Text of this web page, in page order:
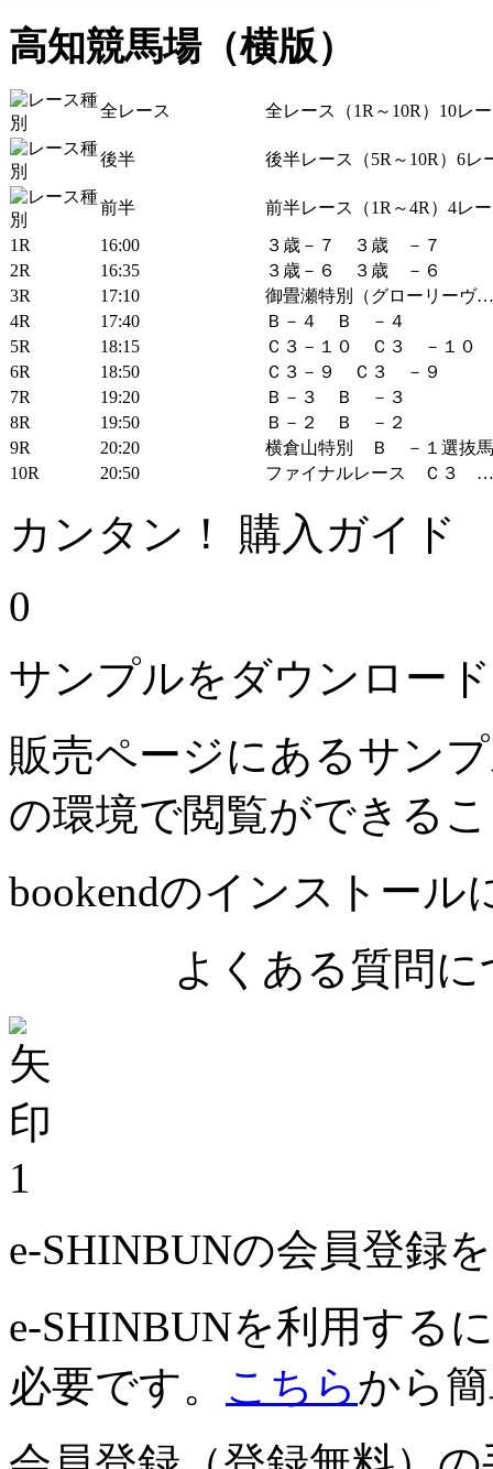
高知競馬場（横版）
全レース 全レース（1R～10R）10レ
後半 後半レース（5R～10R）6レ
前半
前半レース（1R～4R）4レ
1R
16:00
３歳－７ ３歳 －７
2R
16:35
３歳－６ ３歳 －６
3R
17:10
御畳瀬特別（グローリーヴ…
4R
17:40
Ｂ－４ Ｂ －４
5R
18:15
Ｃ３－１０ Ｃ３ －１０
6R
18:50
Ｃ３－９ Ｃ３ －９
7R
19:20
Ｂ－３ Ｂ －３
8R
19:50
Ｂ－２ Ｂ －２
9R
20:20
横倉山特別 Ｂ －１選抜馬
10R
20:50 ファイナルレース Ｃ３ …
カンタン！ 購入ガイド
0
サンプルをダウンロー
販売ページにあるサン
の環境で閲覧ができる
bookendのインストール
よくある質問に
1
e-SHINBUNの会員登録
e-SHINBUNを利用する
必要です。 こちらから